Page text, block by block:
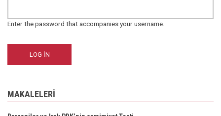
Enter the password that accompanies your username.
MAKALELERI